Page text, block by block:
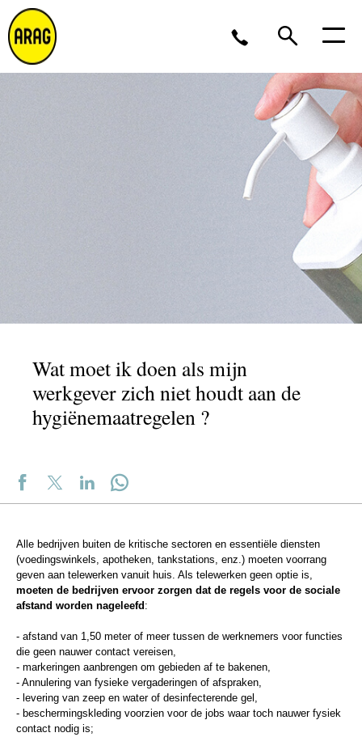
Wat moet ik doen als mijn
werkgever zich niet houdt aan de
hygiënemaatregelen ?
Alle bedrijven buiten de kritische sectoren en essentiële diensten
(voedingswinkels, apotheken, tankstations, enz.) moeten voorrang
geven aan telewerken vanuit huis. Als telewerken geen optie is,
moeten de bedrijven ervoor zorgen dat de regels voor de sociale
afstand worden nageleefd :
- afstand van 1,50 meter of meer tussen de werknemers voor functies
die geen nauwer contact vereisen,
- markeringen aanbrengen om gebieden af te bakenen,
- Annulering van fysieke vergaderingen of afspraken,
- levering van zeep en water of desinfecterende gel,
- beschermingskleding voorzien voor de jobs waar toch nauwer fysiek
contact nodig is;